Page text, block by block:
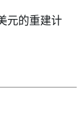
元的重建计